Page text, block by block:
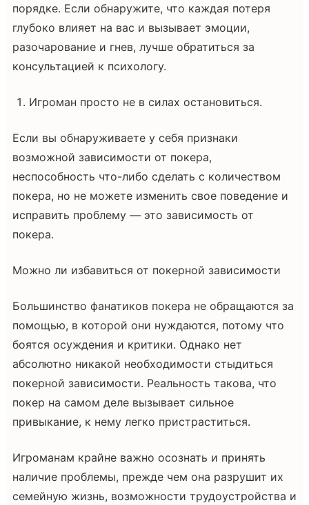
порядке. Если обнаружите, что каждая потеря
глубоко влияет на вас и вызывает эмоции,
разочарование и гнев, лучше обратиться за
консультацией к психологу.
Игроман просто не в силах остановиться.
Если вы обнаруживаете у себя признаки
возможной зависимости от покера,
неспособность что-либо сделать с количеством
покера, но не можете изменить свое поведение и
исправить проблему — это зависимость от
покера.
Можно ли избавиться от покерной зависимости
Большинство фанатиков покера не обращаются за
помощью, в которой они нуждаются, потому что
боятся осуждения и критики. Однако нет
абсолютно никакой необходимости стыдиться
покерной зависимости. Реальность такова, что
покер на самом деле вызывает сильное
привыкание, к нему легко пристраститься.
Игроманам крайне важно осознать и принять
наличие проблемы, прежде чем она разрушит их
семейную жизнь, возможности трудоустройства и